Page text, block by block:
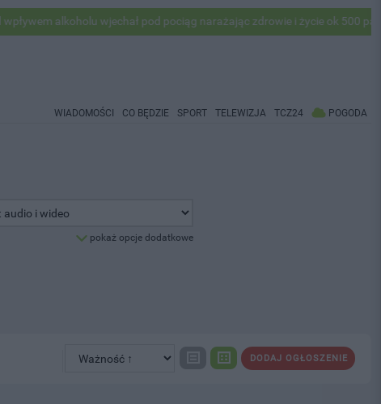
alkoholu wjechał pod pociąg narażając zdrowie i życie ok 500
WIADOMOŚCI CO BĘDZIE SPORT TELEWIZJA TCZ24 POGODA
pokaż opcje dodatkowe
DODAJ OGŁOSZENIE